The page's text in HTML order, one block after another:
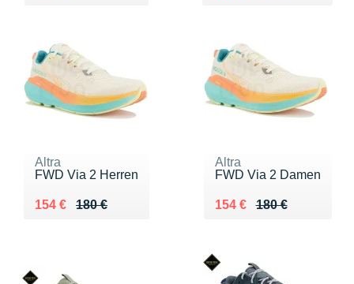
Altra
FWD Via 2 Herren
180 €
Au lieu de 180 €
154 €
Vendu 154 €
Altra
FWD Via 2 Damen
180 €
Au lieu de 180 €
154 €
Vendu 154 €